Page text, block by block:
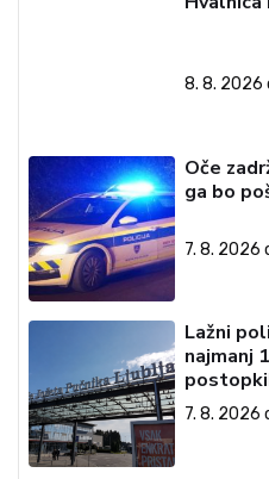
8. 8. 2026
Oče
ga bo
7. 8. 2026
Lažni
najmanj
7. 8. 2026